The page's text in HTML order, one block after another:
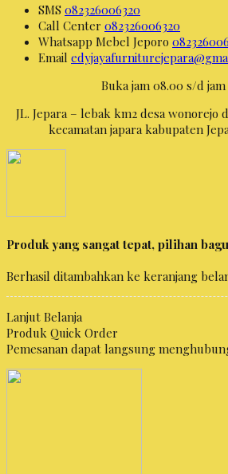
SMS 082326006320
Call Center 082326006320
Whatsapp Mebel Jeporo
Email
Buka jam 08.00 s/d jam
JL. Jepara – lebak km2 desa wonorejo
kecamatan japara kabupaten
Produk yang sangat tepat, pilihan
Berhasil ditambahkan ke keranjang
Lanjut Belanja
Produk Quick Order
Pemesanan dapat langsung